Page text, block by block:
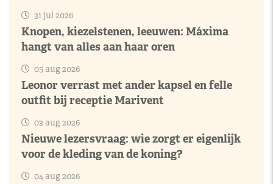
31 jul 2026
Knopen, kiezelstenen, leeuwen: Máxima
hangt van alles aan haar oren
05 aug 2026
Leonor verrast met ander kapsel en felle
outfit bij receptie Marivent
03 aug 2026
Nieuwe lezersvraag: wie zorgt er eigenlijk
voor de kleding van de koning?
04 aug 2026